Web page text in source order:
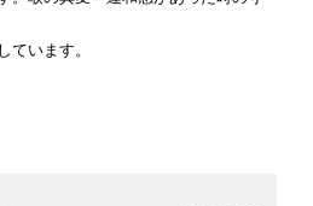
ています。